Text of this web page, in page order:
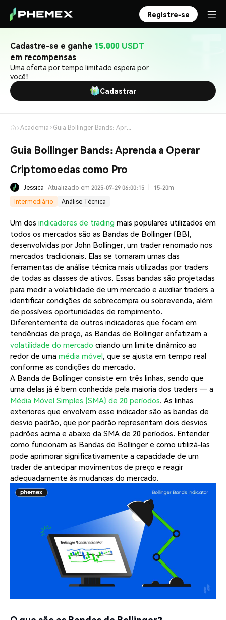
Registre-se
Cadastre-se e ganhe 15.000 USDT
em recompensas
Uma oferta por tempo limitado espera por
você!
Cadastrar
Academia Guia Bollinger Bands: Aprenda a Operar Criptomoedas como Pro
Guia Bollinger Bands: Aprenda a Operar
Criptomoedas como Pro
Jessica Atualizado em 2025-07-29 06:00:15
15-20m
Intermediário
Análise Técnica
Um dos indicadores de trading mais populares utilizados em
todos os mercados são as Bandas de Bollinger (BB),
desenvolvidas por John Bollinger, um trader renomado nos
mercados tradicionais. Elas se tornaram umas das
ferramentas de análise técnica mais utilizadas por traders
de todas as classes de ativos. Essas bandas são projetadas
para medir a volatilidade de um mercado e auxiliar traders a
identificar condições de sobrecompra ou sobrevenda, além
de possíveis oportunidades de rompimento.
Diferentemente de outros indicadores que focam em
tendências de preço, as Bandas de Bollinger enfatizam a
volatilidade do mercado criando um limite dinâmico ao
redor de uma média móvel, que se ajusta em tempo real
conforme as condições do mercado.
A Banda de Bollinger consiste em três linhas, sendo que
uma delas já é bem conhecida pela maioria dos traders — a
Média Móvel Simples (SMA) de 20 períodos. As linhas
exteriores que envolvem esse indicador são as bandas de
desvio padrão, que por padrão representam dois desvios
padrões acima e abaixo da SMA de 20 períodos. Entender
como funcionam as Bandas de Bollinger e como utilizá-las
pode aprimorar significativamente a capacidade de um
trader de antecipar movimentos de preço e reagir
adequadamente às mudanças do mercado.